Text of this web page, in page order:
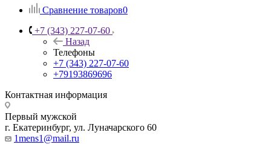
Сравнение товаров0
+7 (343) 227-07-60
Назад
Телефоны
+7 (343) 227-07-60
+79193869696
Контактная информация
Первый мужской
г. Екатеринбург, ул. Луначарского 60
1mens1@mail.ru